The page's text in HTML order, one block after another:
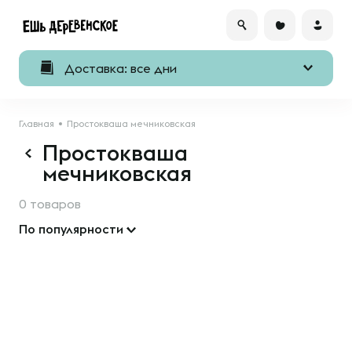
Доставка: все дни
Главная Простокваша мечниковская
Простокваша
мечниковская
0 товаров
По популярности